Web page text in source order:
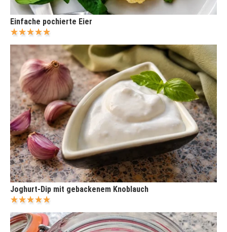
Einfache pochierte Eier
Joghurt-Dip mit gebackenem Knoblauch